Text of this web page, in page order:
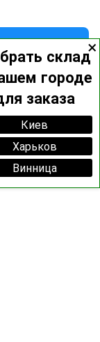
×
склад
городе
заказа
Киев
Харьков
Винница
вы можете